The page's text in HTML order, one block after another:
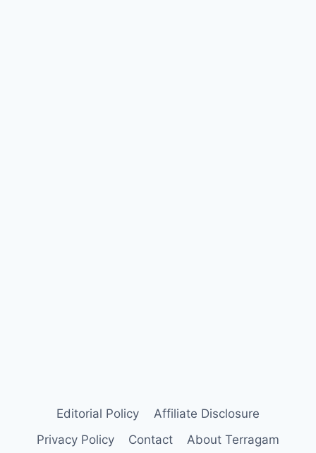
Editorial Policy
Affiliate Disclosure
Privacy Policy
Contact About Terragam